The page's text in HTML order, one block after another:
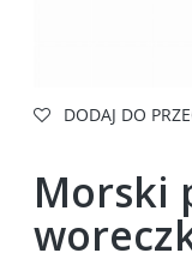
DODAJ DO
Morski